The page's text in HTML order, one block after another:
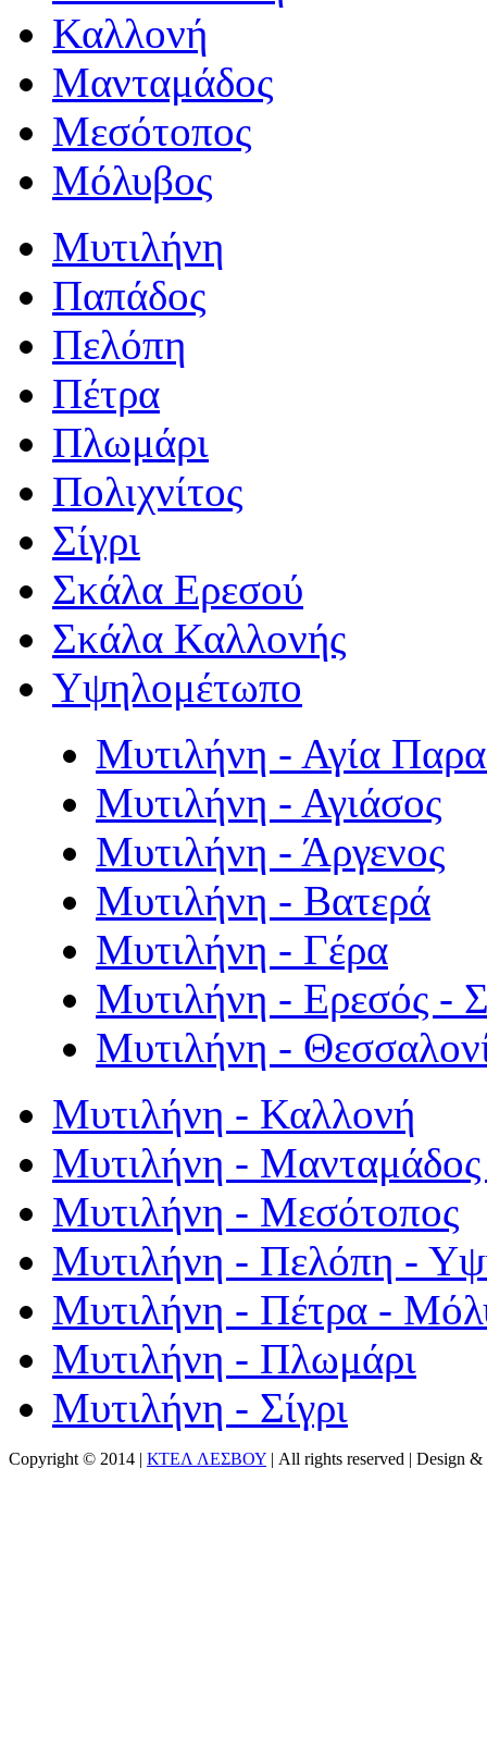
Καλλονή
Μανταμάδος
Μεσότοπος
Μόλυβος
Μυτιλήνη
Παπάδος
Πελόπη
Πέτρα
Πλωμάρι
Πολιχνίτος
Σίγρι
Σκάλα Ερεσού
Σκάλα Καλλονής
Υψηλομέτωπο
Μυτιλήνη - Αγία
Μυτιλήνη - Αγιάσος
Μυτιλήνη - Άργενος
Μυτιλήνη - Βατερά
Μυτιλήνη - Γέρα
Μυτιλήνη - Ερεσός -
Μυτιλήνη -
Μυτιλήνη - Καλλονή
Μυτιλήνη - Μανταμάδος
Μυτιλήνη - Μεσότοπος
Μυτιλήνη - Πελόπη -
Μυτιλήνη - Πέτρα -
Μυτιλήνη - Πλωμάρι
Μυτιλήνη - Σίγρι
Copyright © 2014 | ΚΤΕΛ ΛΕΣΒΟΥ | All rights reserved | Design &